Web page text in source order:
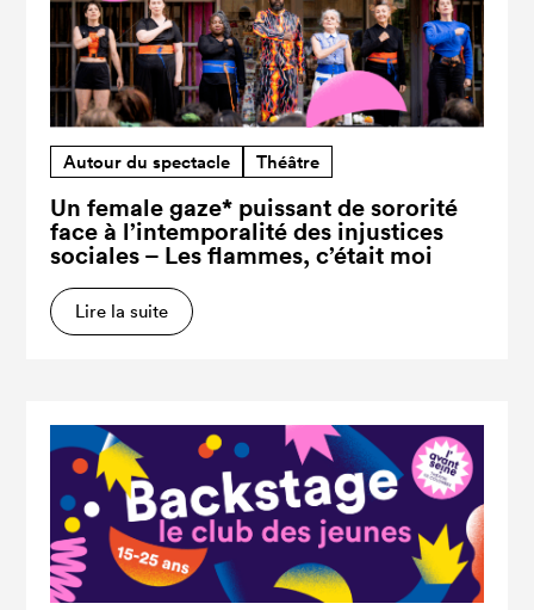
Autour du spectacle Théâtre
Un female gaze* puissant de sororité
face à l’intemporalité des injustices
sociales – Les flammes, c’était moi
Lire la suite